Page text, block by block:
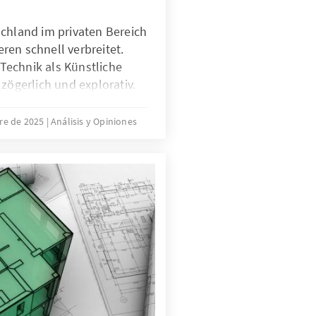
im privaten Bereich
schnell verbreitet.
als Künstliche
und explorativ.
sondern auch
es deshalb nicht
nachzubauen.
zu entwickeln oder
dass sie als
de 2025 Análisis y Opiniones